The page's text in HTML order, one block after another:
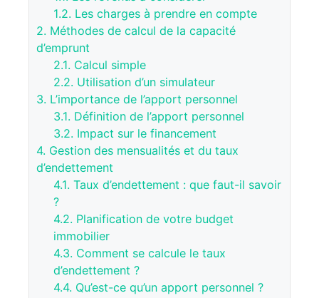
1.2. Les charges à prendre en compte
2. Méthodes de calcul de la capacité
d’emprunt
2.1. Calcul simple
2.2. Utilisation d’un simulateur
3. L’importance de l’apport personnel
3.1. Définition de l’apport personnel
3.2. Impact sur le financement
4. Gestion des mensualités et du taux
d’endettement
4.1. Taux d’endettement : que faut-il savoir
?
4.2. Planification de votre budget
immobilier
4.3. Comment se calcule le taux
d’endettement ?
4.4. Qu’est-ce qu’un apport personnel ?